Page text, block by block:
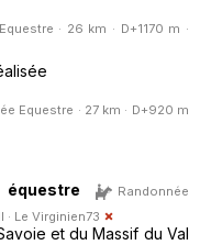
· 26 km · D+1170 m ·
Equestre · 27 km · D+920 m
Randonnée
· Le Virginien73
et du Massif du Val